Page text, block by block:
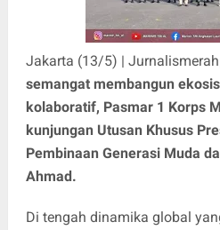
Jakarta (13/5) |
semangat membangun
kolaboratif, Pasmar 1 Korps
kunjungan Utusan Khusus
Pembinaan Generasi Muda
Ahmad.
Di tengah dinamika global